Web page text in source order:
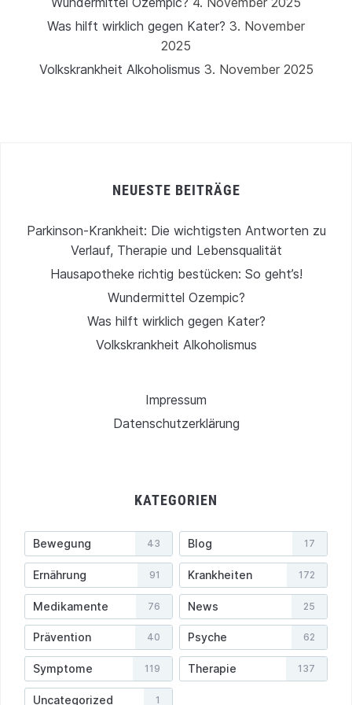
Was hilft wirklich gegen Kater? 3. November
2025
Volkskrankheit Alkoholismus 3. November 2025
NEUESTE BEITRÄGE
Parkinson-Krankheit: Die wichtigsten Antworten zu
Verlauf, Therapie und Lebensqualität
Hausapotheke richtig bestücken: So geht’s!
Wundermittel Ozempic?
Was hilft wirklich gegen Kater?
Volkskrankheit Alkoholismus
Impressum
Datenschutzerklärung
KATEGORIEN
Bewegung 43 Blog 17
Ernährung 91 Krankheiten 172
Medikamente 76 News 25
Prävention 40 Psyche 62
Symptome 119 Therapie 137
Uncategorized 1